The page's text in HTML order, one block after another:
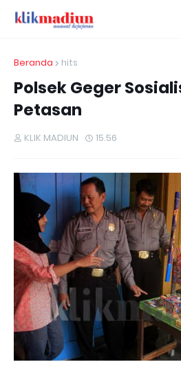
Beranda hits
Polsek Geger
Petasan
KLIK MADIUN 15.56